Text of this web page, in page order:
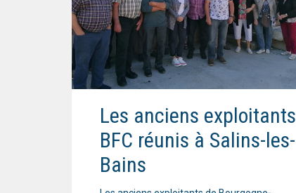
Les anciens exploitants
BFC réunis à Salins-les-
Bains